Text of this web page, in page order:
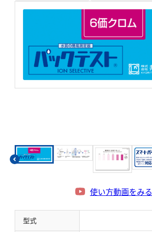
使い方動画をみる
型式
過マンガン酸カリウム消費量
硬度
カルシウム
全硬度
亜塩素酸ナトリウム
硫黄